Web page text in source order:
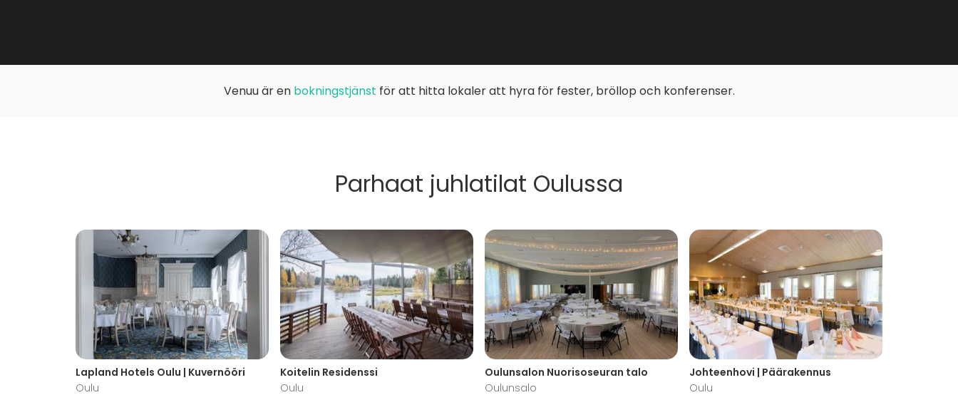
Venuu är en bokningstjänst för att hitta lokaler att hyra för fester, bröllop och konferenser.
Parhaat juhlatilat Oulussa
Lapland Hotels Oulu | Kuvernööri
Oulu
Koitelin Residenssi
Oulu
Oulunsalon Nuorisoseuran talo
Oulunsalo
Johteenhovi | Päärakennus
Oulu